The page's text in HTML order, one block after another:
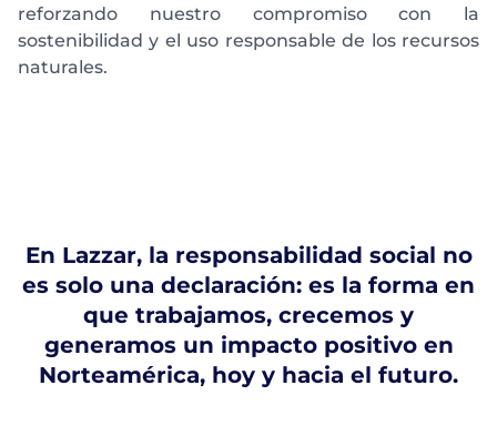
reforzando nuestro compromiso con la
sostenibilidad y el uso responsable de los recursos
naturales.
En Lazzar, la responsabilidad social no
es solo una declaración: es la forma en
que trabajamos, crecemos y
generamos un impacto positivo en
Norteamérica, hoy y hacia el futuro.